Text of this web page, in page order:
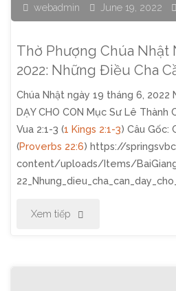
Tháng
2022:
Cùng
Đến
Chúa"
webadmin June 19, 2022
Thờ Phượng Chúa Nhật
2022: Những Điều Cha
Chúa Nhật ngày 19 tháng 6, 2022
DẠY CHO CON Mục Sư Lê Thành
Vua 2:1-3 (1 Kings 2:1-3) Câu Gốc:
(Proverbs 22:6) https://
content/uploads/Items/
Xem tiếp "Thờ